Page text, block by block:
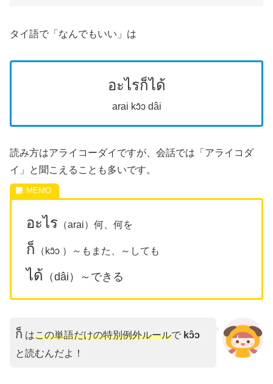
タイ語で「なんでもいい」は
อะไรก็ได้
arai kɔ̂ɔ dâi
読み方はアライコーダイですが、会話では「アライコダ
イ」と聞こえることも多いです。
อะไร （arai）何、何を
ก็ （kɔ̂ɔ ）～もまた、～しても
ได้ （dâi）～できる
ก็ はこの単語だけの特別例外ルールで kɔ̂ɔ
と読むんだよ！